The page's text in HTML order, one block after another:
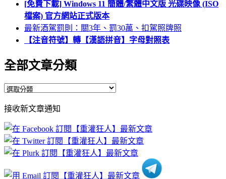
[免費下載] Windows 11 簡體/繁體中文版 光碟映像 (ISO
檔案) 官方網站正式版本
最新酒駕罰則：關3年、罰30萬、扣駕照牌照
【注音符號】轉【漢語拼音】字母對照表
全部文章分類
全
文
章
分
類
接收新文章通知